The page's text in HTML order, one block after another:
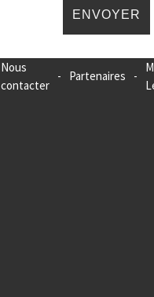
Nous
contacter
- Partenaires -